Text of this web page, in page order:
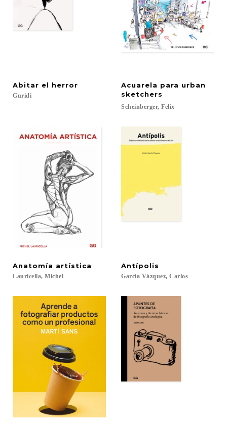
Abitar el herror
Guridi
Acuarela para urban
sketchers
Scheinberger, Felix
Anatomía artística
Lauricella, Michel
Antípolis
García Vázquez, Carlos